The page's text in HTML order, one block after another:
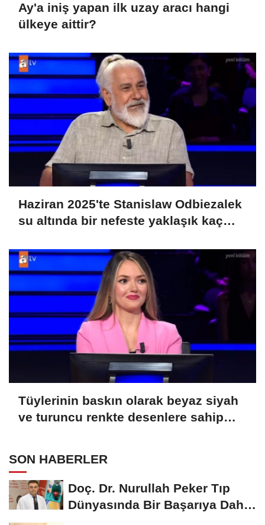
Ay'a iniş yapan ilk uzay aracı hangi
ülkeye aittir?
Haziran 2025'te Stanislaw Odbiezalek
su altında bir nefeste yaklaşık kaç
Guniess Dünya Rekorlarına girmiştir?
Tüylerinin baskın olarak beyaz siyah
ve turuncu renkte desenlere sahip
adlandırılan kedilerle alakalı hangi
bilgi doğrudur?
SON HABERLER
Doç. Dr. Nurullah Peker Tıp
Dünyasında Bir Başarıya Daha